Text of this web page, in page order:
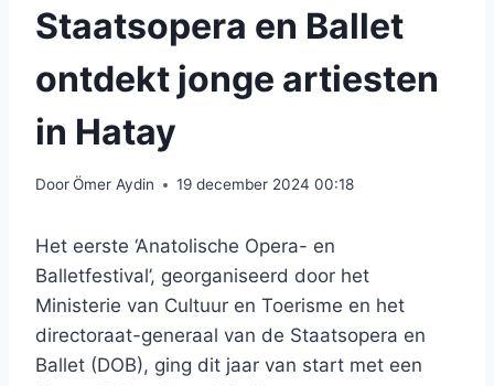
Staatsopera en Ballet
ontdekt jonge artiesten
in Hatay
DoorÖmer Aydin 19 december 2024 00:18
Het eerste ‘Anatolische Opera- en
Balletfestival’, georganiseerd door het
Ministerie van Cultuur en Toerisme en het
directoraat-generaal van de Staatsopera en
Ballet (DOB), ging dit jaar van start met een